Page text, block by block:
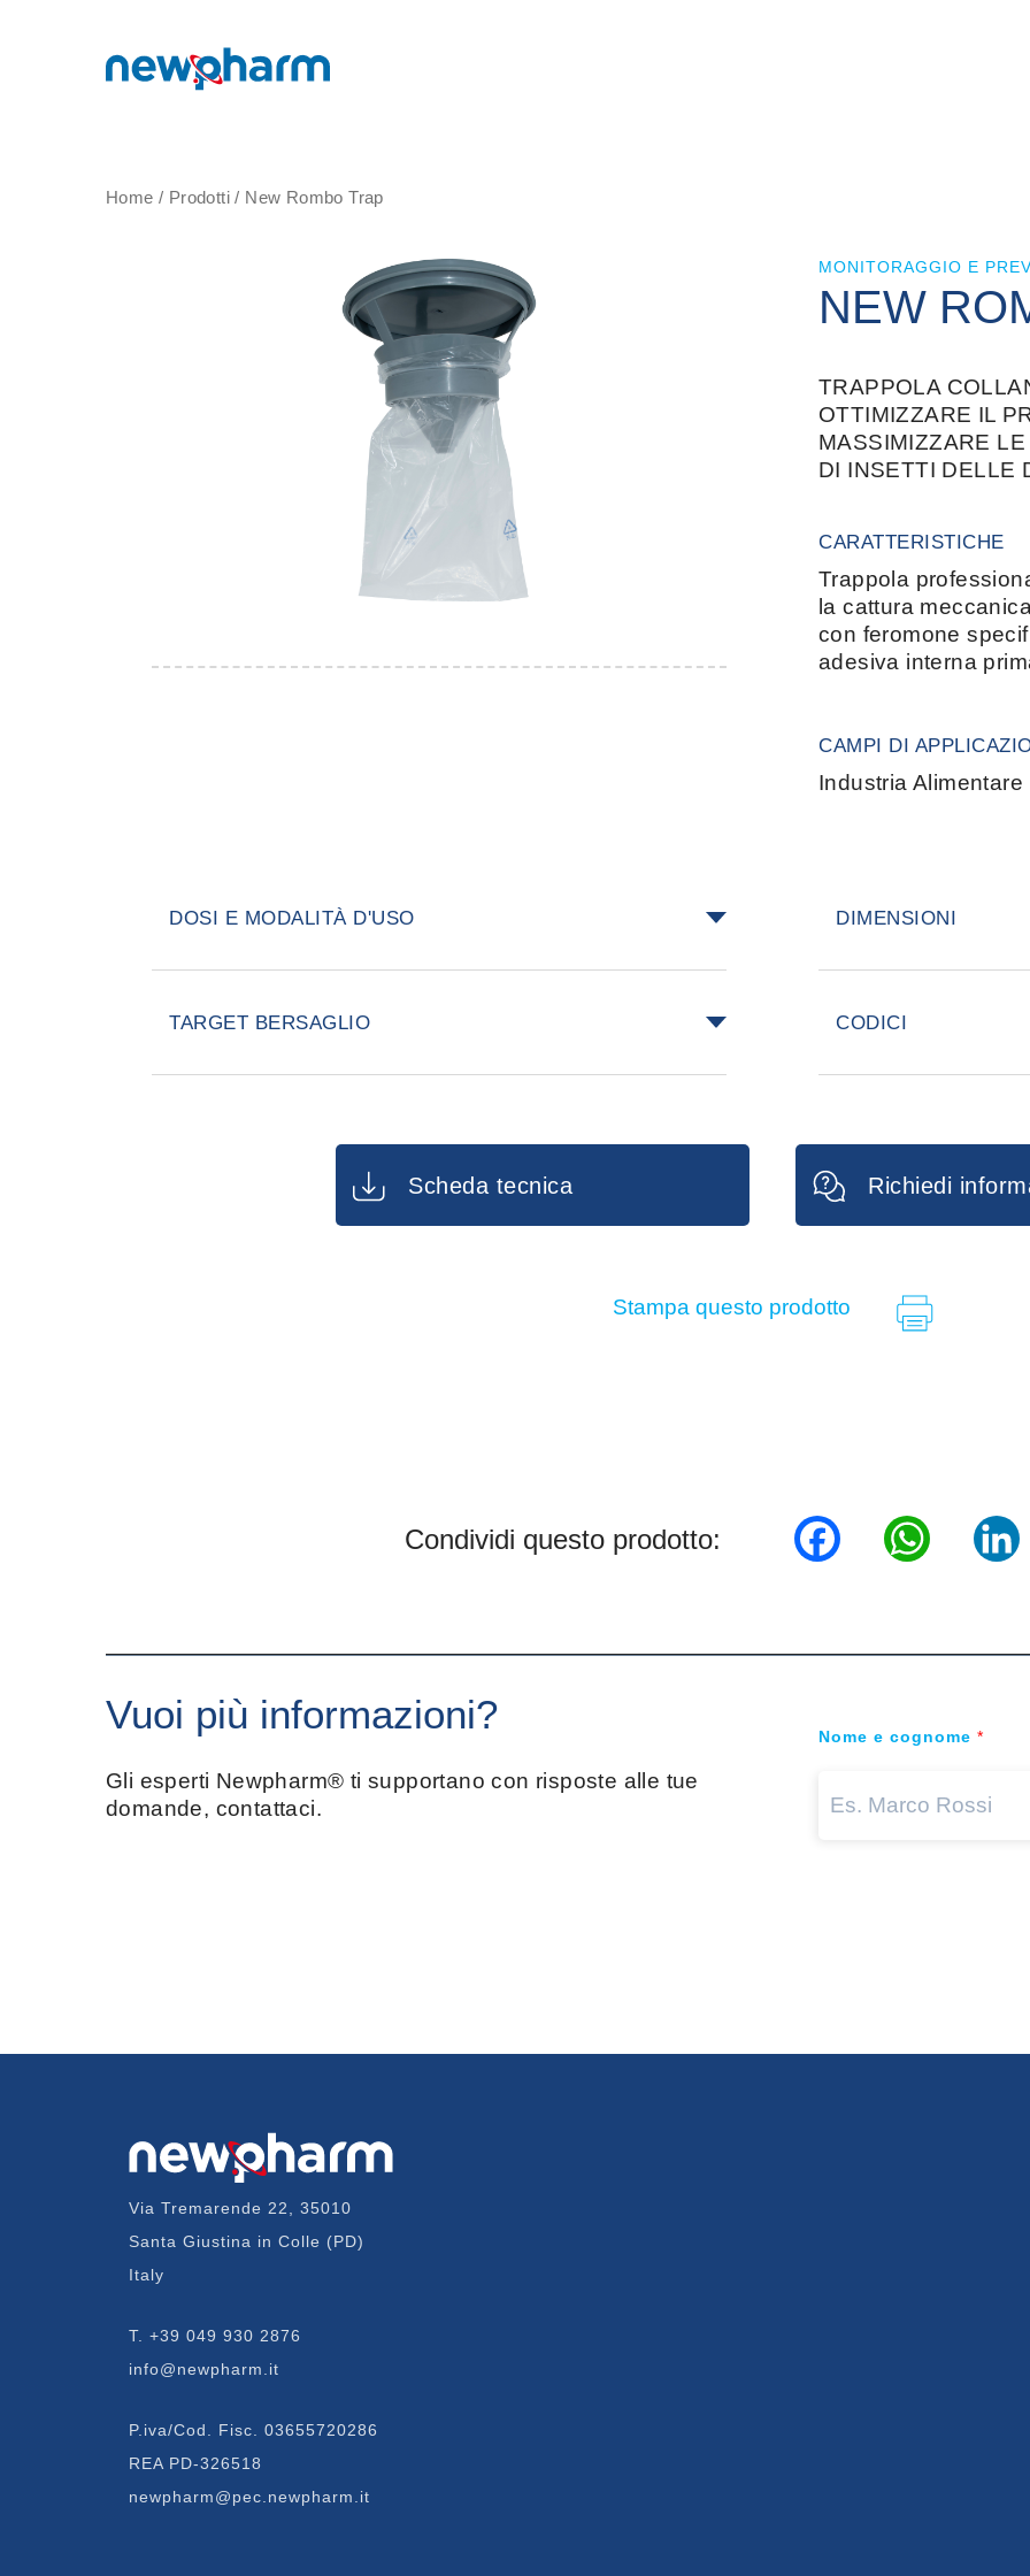
Home / Prodotti / New Rombo Trap
MONITORAGGIO E
NEW
TRAPPOLA
OTTIMIZZARE IL
MASSIMIZZARE
DI INSETTI DELLE
CARATTERISTICHE
Trappola
la cattura
con feromone
adesiva interna
CAMPI DI
Industria Alimentare
DOSI E MODALITÀ D'USO
lembi superiori e attivare con specifico feromone.
TARGET BERSAGLIO
DIMENSIONI
CODICI
FEROMONE
Scheda tecnica Richiedi
Stampa questo prodotto
Condividi questo prodotto: Facebook
Vuoi più informazioni?
Gli esperti Newpharm® ti supportano con risposte alle tue
domande, contattaci.
Nome e cognome *
Via Tremarende 22, 35010
Santa Giustina in Colle (PD)
Italy
T. +39 049 930 2876
info@newpharm.it
P.iva/Cod. Fisc. 03655720286
REA PD-326518
newpharm@pec.newpharm.it